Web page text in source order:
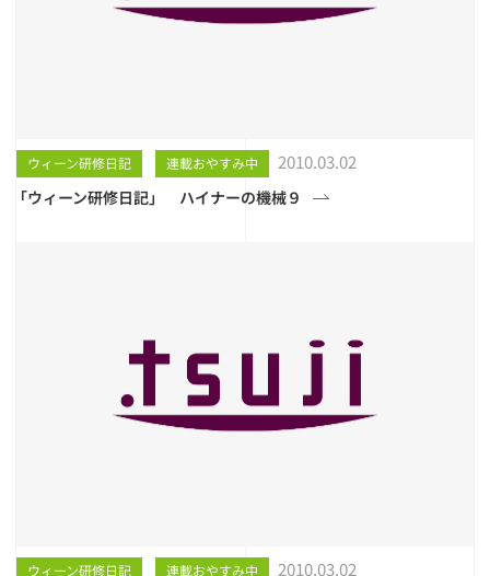
ウィーン研修日記 連載おやすみ中 2010.03.02
「ウィーン研修日記」 ハイナーの機械９
ウィーン研修日記 連載おやすみ中 2010.03.02